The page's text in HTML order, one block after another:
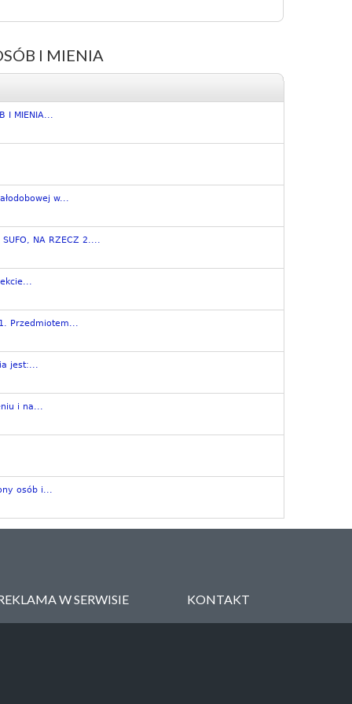
I MIENIA
I MIENIA...
w...
SUFO, NA RZECZ 2....
1. Przedmiotem...
jest:...
i na...
osób i...
W SERWISIE KONTAKT